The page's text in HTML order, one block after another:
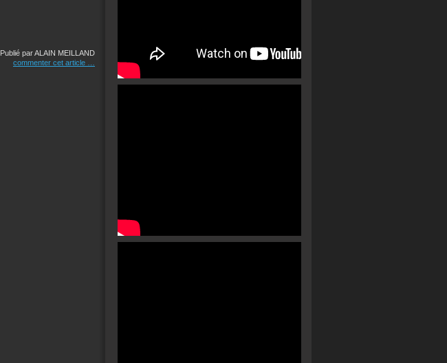
Publié par ALAIN MEILLAND
commenter cet article